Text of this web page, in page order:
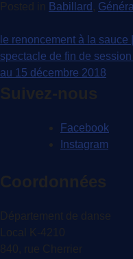
Posted in Babillard , Général
Navigation
de
l'article
le renoncement à la sauce |
spectacle de fin de session
au 15 décembre 2018
Suivez-nous
Facebook
Instagram
Coordonnées
Département de danse
Local K-4210
840, rue Cherrier